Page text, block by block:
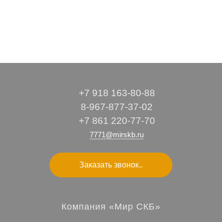
+7 918 163-80-88
8-967-877-37-02
+7 861 220-77-70
7771@mirskb.ru
Заказать звонок..
Компания «Мир СКБ»